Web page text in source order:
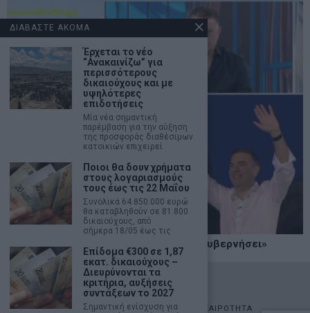
Κ. Βελόπουλος: «Η Ελληνική Λύση θα κυβερνήσει»
© 2026 - marketnews.gr - All Rights Reserved
ΑΡΧΙΚΗ ΟΙΚΟΝΟΜΙΑ ΠΟΛΙΤΙΚΗ ΑΓΟΡΕΣ ΕΠΙΚΑΙΡΟΤΗΤΑ
ΔΙΑΒΑΣΤΕ ΑΚΟΜΑ
Έρχεται το νέο
“Ανακαινίζω” για
περισσότερους
δικαιούχους και με
υψηλότερες
επιδοτήσεις
Μία νέα σημαντική
παρέμβαση για την αύξηση
της προσφοράς διαθέσιμων
κατοικιών επιχειρεί
Ποιοι θα δουν χρήματα
στους λογαριασμούς
τους έως τις 22 Μαΐου
Συνολικά 64.850.000 ευρώ
θα καταβληθούν σε 81.800
δικαιούχους, από
σήμερα 18/05 έως τις
Επίδομα €300 σε 1,87
εκατ. δικαιούχους –
Διευρύνονται τα
κριτήρια, αυξήσεις
συντάξεων το 2027
Σημαντική ενίσχυση για